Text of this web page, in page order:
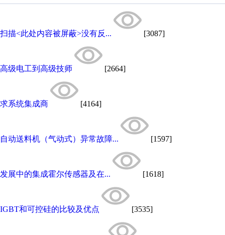
扫描<此处内容被屏蔽>没有反... [3087]
高级电工到高级技师 [2664]
求系统集成商 [4164]
自动送料机（气动式）异常故障... [1597]
发展中的集成霍尔传感器及在... [1618]
IGBT和可控硅的比较及优点 [3535]